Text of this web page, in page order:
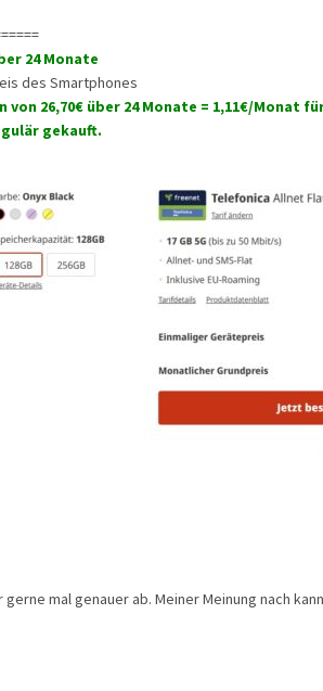
24 Monate
des Smartphones
von 26,70€ über 24 Monate = 1,11€/Monat
gekauft.
mal genauer ab. Meiner Meinung nach